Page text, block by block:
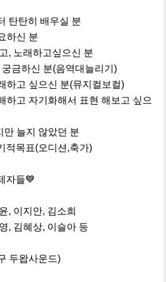
탄탄히 배우실 분
하신 분
, 노래하고싶으신 분
금하신 분(음역대늘리기)
하고 싶으신 분(뮤지컬보컬)
하고 자기화해서 표현 해보고 싶으
만 늘지 않았던 분
적목표(오디션,축가)
자들💙
두왑사운드)